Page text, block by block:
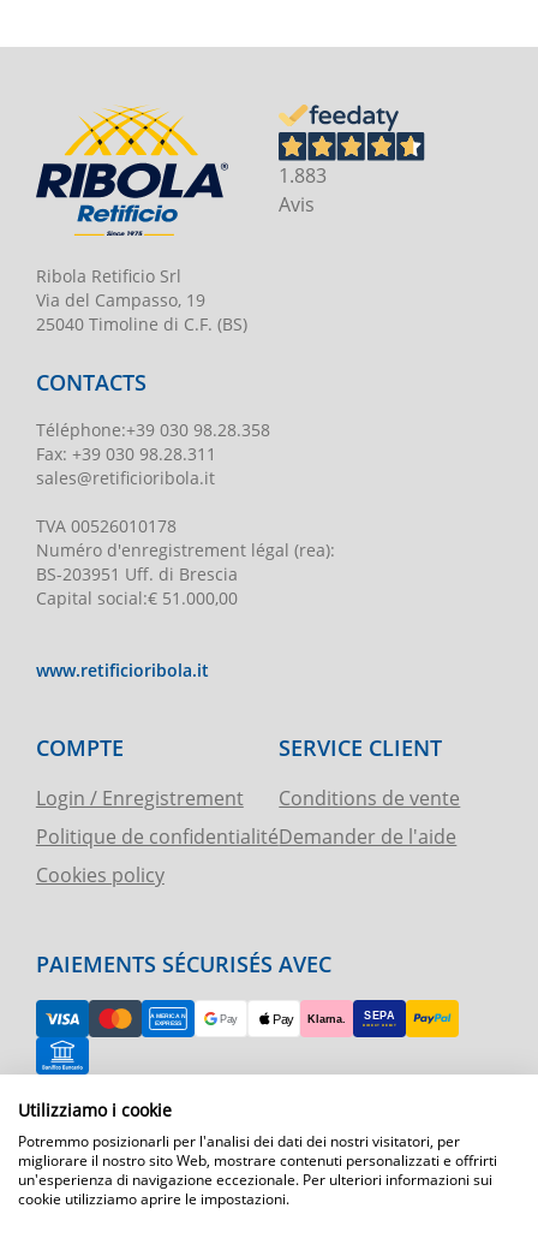
Ribola Retificio Srl
Via del Campasso, 19
25040 Timoline di C.F. (BS)
1.883
Avis
CONTACTS
Téléphone:+39 030 98.28.358
Fax: +39 030 98.28.311
sales@retificioribola.it
TVA 00526010178
Numéro d'enregistrement légal (rea):
BS-203951 Uff. di Brescia
Capital social:€ 51.000,00
www.retificioribola.it
COMPTE
Login / Enregistrement
Politique de confidentialité
Cookies policy
SERVICE CLIENT
Conditions de vente
Demander de l'aide
PAIEMENTS SÉCURISÉS AVEC
RETOUR FACILE
ASSISTANCE TÉLÉPHONIQUE ET CARTE
EXPÉDITION RAPIDE
Utilizziamo i cookie
Potremmo posizionarli per l'analisi dei dati dei nostri visitatori, per
migliorare il nostro sito Web, mostrare contenuti personalizzati e offrirti
un'esperienza di navigazione eccezionale. Per ulteriori informazioni sui
cookie utilizziamo aprire le impostazioni.